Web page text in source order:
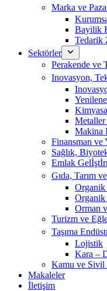
Marka ve
Bayilik
Tedarik
Sektörler
Perakende ve
Inovasyon,
Makina
Finansman ve
Sağlık,
Emlak
Gıda, Tarım
Organik
Organik
Orman
Turizm ve
Taşıma
Lojistik
Kara –
Kamu ve Sivil
Makaleler
İletişim